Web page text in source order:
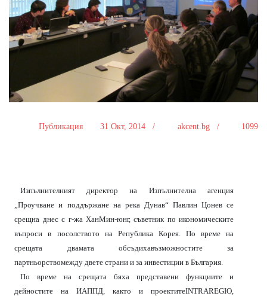
Публикация 31 Окт, 2014 / akcent.bg / 1099
Изпълнителният директор на Изпълнителна агенция
„Проучване и поддържане на река Дунав“ Павлин Цонев се
срещна днес с г-жа ХанМин-юнг, съветник по икономическите
въпроси в посолството на Република Корея. По време на
срещата двамата обсъдихавъзможностите за
партньорствомежду двете страни и за инвестиции в България.
По време на срещата бяха представени функциите и
дейностите на ИАППД, както и проектитеINTRAREGIO